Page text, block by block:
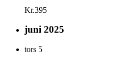
Kr.395
juni 2025
tors 5